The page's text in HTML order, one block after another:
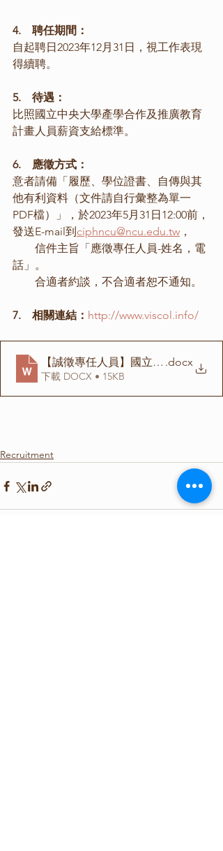
4.
聘任期間：
自起聘日2023年12月31日，視工作表現
得續聘。
5.    待遇：
比照國立中央大學產學合作及推廣教育
計畫人員薪資支給標準。
6.    應徵方式：
意者請備「履歷、學位證書、自傳與其
他有利資料（文件請自行彙整為單一
PDF檔）」，於2023年5月31日12:00前，
發送E-mail到ciphncu@ncu.edu.tw ，
信件主旨「應徵專任人員-姓名，電
話」。
合適者約談，不合適者恕不通知。
7.    相關連結： http://www.viscol.info/
【誠徵專任人員】國立中央大學認
.docx
下載 DOCX • 15KB
Recruitment